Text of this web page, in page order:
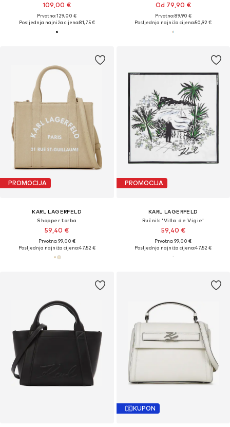
109,00 €
Prvotno: 129,00 €
Posljednja najniža cijena:81,75 €
Od 79,90 €
Prvotno: 89,90 €
Posljednja najniža cijena:50,92 €
PROMOCIJA
KARL LAGERFELD
Shopper torba
59,40 €
Prvotno: 99,00 €
Posljednja najniža cijena:47,52 €
PROMOCIJA
KARL LAGERFELD
Ručnik 'Villa de Vigie'
59,40 €
Prvotno: 99,00 €
Posljednja najniža cijena:47,52 €
KUPON